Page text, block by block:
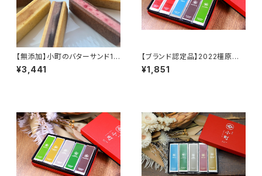
【無添加】小町のバターサンド10
個入り
¥3,441
【ブランド認定品】2022橿原ブラ
ンド「万葉×橿原コレクション」
『認定品セット』
¥1,851